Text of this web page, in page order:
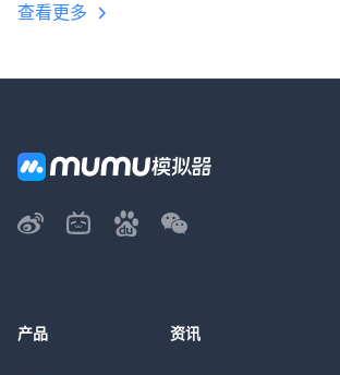
查看更多
产品 资讯